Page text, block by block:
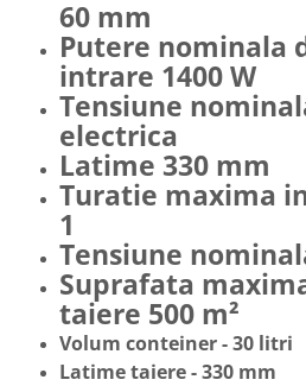
Televizoare
60 mm
Putere nominala
intrare 1400 W
Tensiune
electrica
Latime 330 mm
Turatie maxima
1
Tensiune
Suprafata
taiere 500 m²
Volum conteiner - 30 litri
Latime taiere - 330 mm